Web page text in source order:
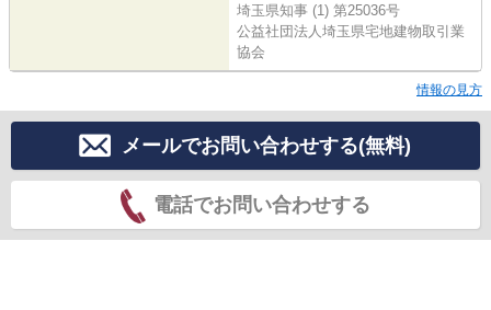
埼玉県知事 (1) 第25036号
公益社団法人埼玉県宅地建物取引業
協会
情報の見方
メールでお問い合わせする(無料)
電話でお問い合わせする